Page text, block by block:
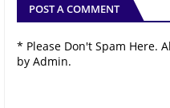
POST A COMMENT
* Please Don't Spam Here.
by Admin.